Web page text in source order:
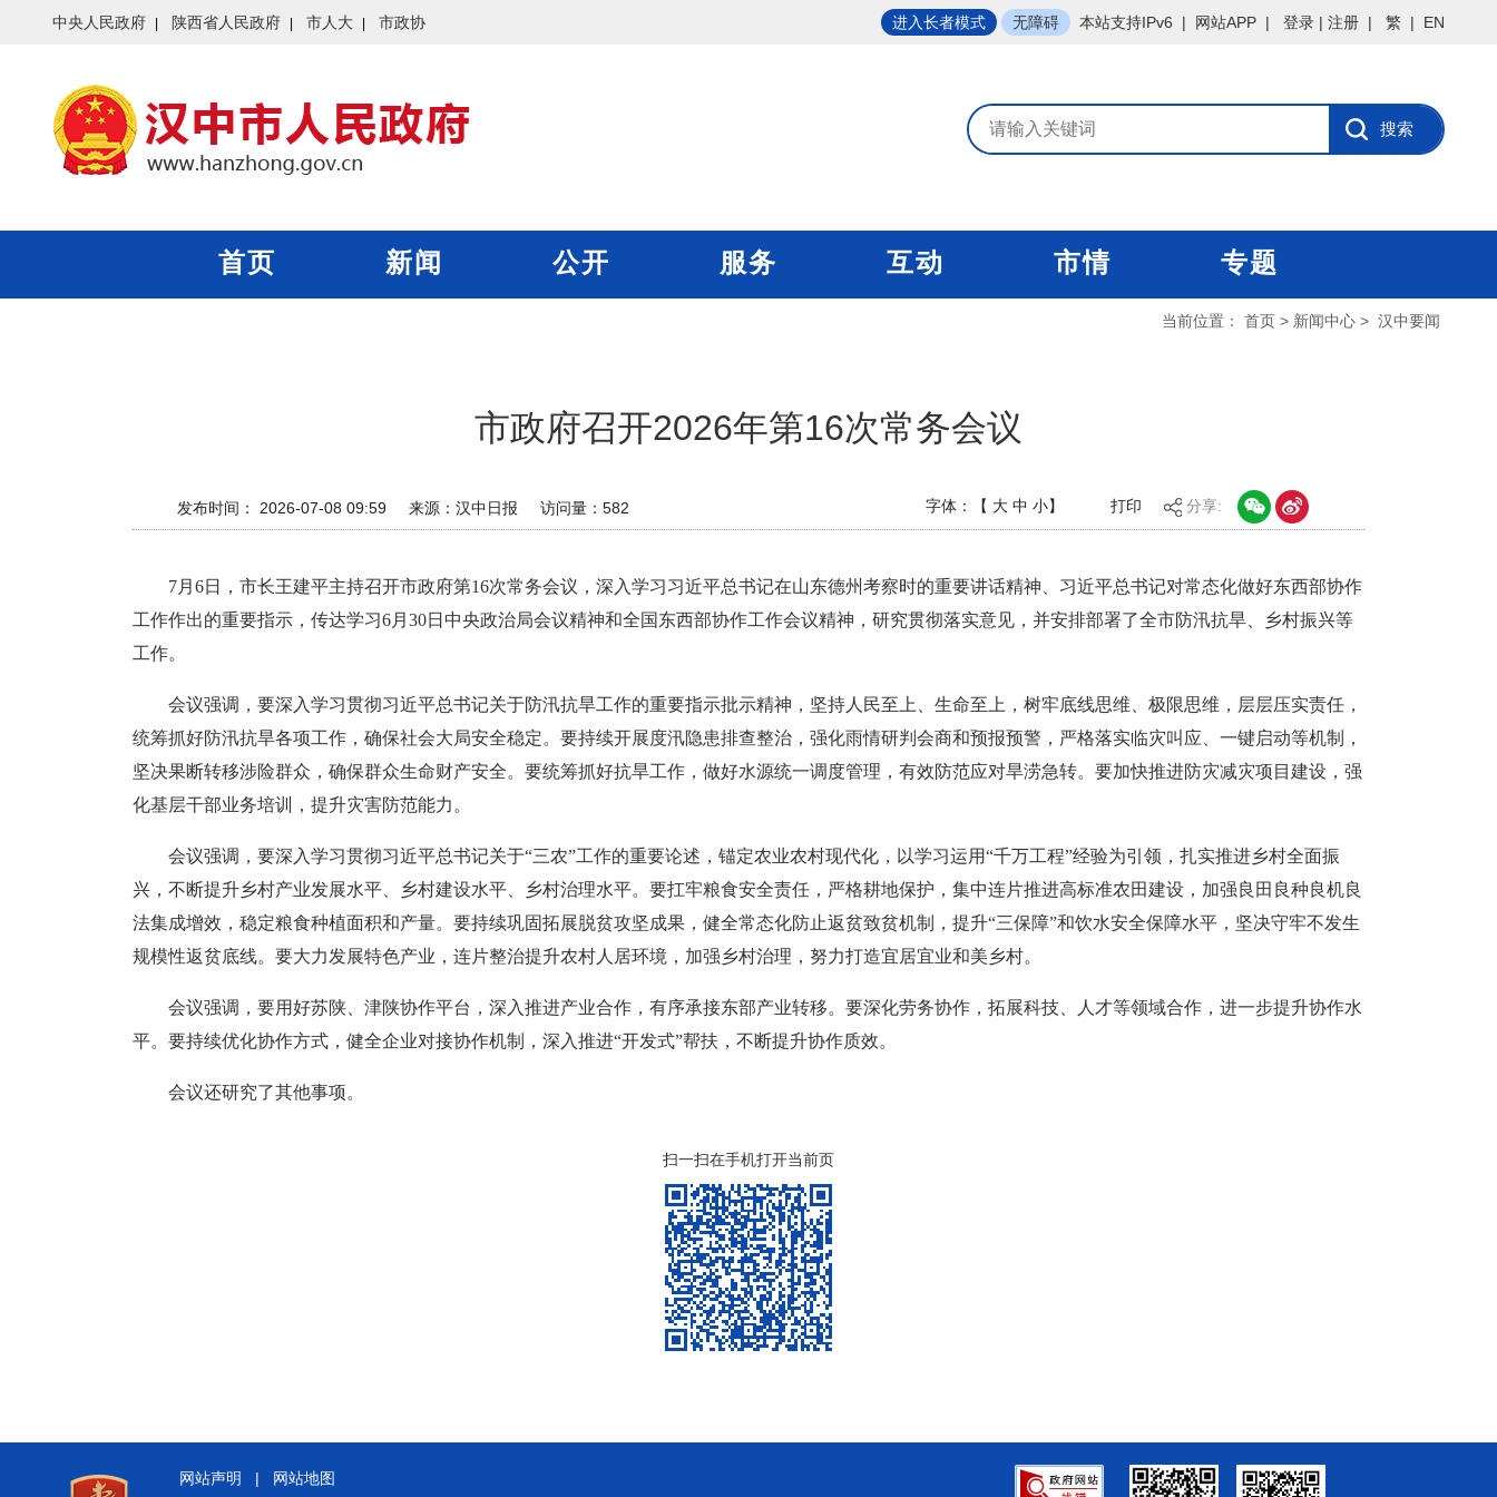
中央人民政府 陕西省人民政府 市人大 市政协 进入长者模式 无障碍 本站支持IPv6 | 网站APP | 登录 | 注册 | 繁 | EN
首页 新闻 公开 服务 互动 市情 专题
当前位置： 首页 > 新闻中心 > 汉中要闻
市政府召开2026年第16次常务会议
发布时间： 2026-07-08 09:59 来源： 汉中日报 访问量： 582 字体：【 大 中 小】 打印 分享:
7月6日，市长王建平主持召开市政府第16次常务会议，深入学习习近平总书记在山东德州考察时的重要讲话精神、习近平总书记对常态化做好东西部协作
工作作出的重要指示，传达学习6月30日中央政治局会议精神和全国东西部协作工作会议精神，研究贯彻落实意见，并安排部署了全市防汛抗旱、乡村振兴等
工作。
会议强调，要深入学习贯彻习近平总书记关于防汛抗旱工作的重要指示批示精神，坚持人民至上、生命至上，树牢底线思维、极限思维，层层压实责任，
统筹抓好防汛抗旱各项工作，确保社会大局安全稳定。要持续开展度汛隐患排查整治，强化雨情研判会商和预报预警，严格落实临灾叫应、一键启动等机制，
坚决果断转移涉险群众，确保群众生命财产安全。要统筹抓好抗旱工作，做好水源统一调度管理，有效防范应对旱涝急转。要加快推进防灾减灾项目建设，强
化基层干部业务培训，提升灾害防范能力。
会议强调，要深入学习贯彻习近平总书记关于“三农”工作的重要论述，锚定农业农村现代化，以学习运用“千万工程”经验为引领，扎实推进乡村全面振
兴，不断提升乡村产业发展水平、乡村建设水平、乡村治理水平。要扛牢粮食安全责任，严格耕地保护，集中连片推进高标准农田建设，加强良田良种良机良
法集成增效，稳定粮食种植面积和产量。要持续巩固拓展脱贫攻坚成果，健全常态化防止返贫致贫机制，提升“三保障”和饮水安全保障水平，坚决守牢不发生
规模性返贫底线。要大力发展特色产业，连片整治提升农村人居环境，加强乡村治理，努力打造宜居宜业和美乡村。
会议强调，要用好苏陕、津陕协作平台，深入推进产业合作，有序承接东部产业转移。要深化劳务协作，拓展科技、人才等领域合作，进一步提升协作水
平。要持续优化协作方式，健全企业对接协作机制，深入推进“开发式”帮扶，不断提升协作质效。
会议还研究了其他事项。
扫一扫在手机打开当前页
网站声明 |
网站地图